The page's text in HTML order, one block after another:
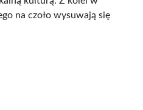
na czoło wysuwają się